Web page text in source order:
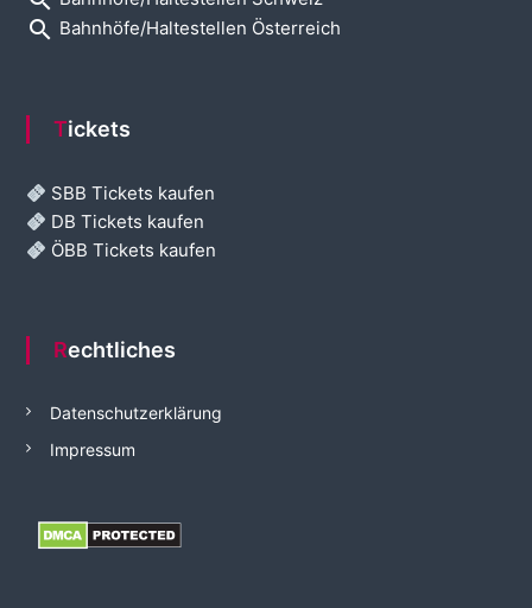
search Bahnhöfe/Haltestellen Österreich
Tickets
SBB Tickets kaufen
DB Tickets kaufen
ÖBB Tickets kaufen
Rechtliches
Datenschutzerklärung
Impressum